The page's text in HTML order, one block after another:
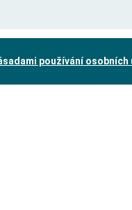
používání